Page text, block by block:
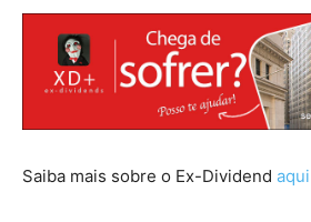
Saiba mais sobre o Ex-Dividend aqui